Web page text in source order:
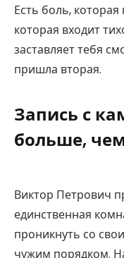
Есть боль,
которая входит
заставляет тебя
пришла вторая.
Запись с
больше,
Виктор Петрович
единственная
проникнуть со
чужим порядком.